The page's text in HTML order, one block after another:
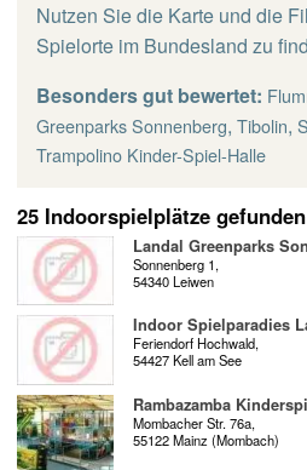
Nutzen Sie die Karte und die
Spielorte im Bundesland zu
Besonders gut bewertet:
Greenparks Sonnenberg, Tibolin,
Trampolino Kinder-Spiel-Halle
25 Indoorspielplätze gefunden
Landal Greenparks
Sonnenberg 1,
54340 Leiwen
Indoor Spielparadies
Feriendorf Hochwald,
54427 Kell am See
Rambazamba
Mombacher Str. 76a,
55122 Mainz (Mombach)